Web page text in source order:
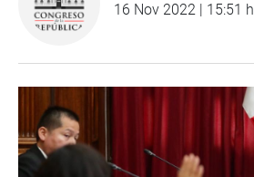
16 Nov 2022 | 15:51 h